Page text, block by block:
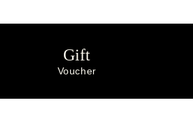
Gift
Voucher